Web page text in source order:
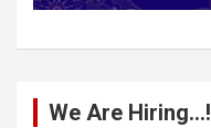
We Are Hiring…!